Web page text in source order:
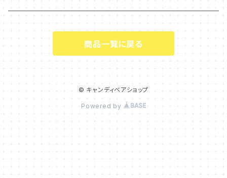
商品一覧に戻る
© キャンディベアショップ
Powered by